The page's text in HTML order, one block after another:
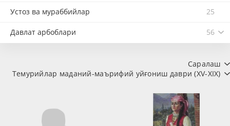
Устоз ва мураббийлар 25
Давлат арбоблари 56
Саралаш
Темурийлар маданий-маърифий уйғониш даври (XV-XIX)